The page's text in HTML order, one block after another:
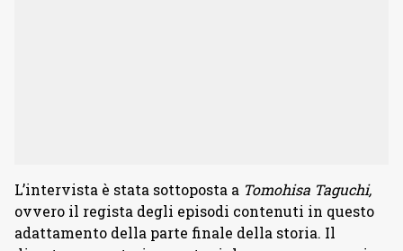
L’intervista è stata sottoposta a Tomohisa Taguchi,
ovvero il regista degli episodi contenuti in questo
adattamento della parte finale della storia. Il